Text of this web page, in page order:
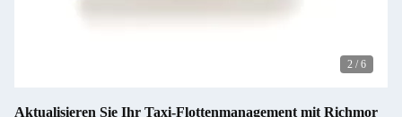
2 / 6
Aktualisieren Sie Ihr Taxi-Flottenmanagement mit Richmor